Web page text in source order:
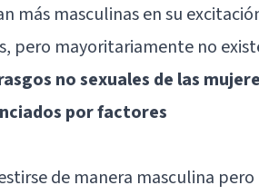
más masculinas en su
pero mayoritariamente no
no sexuales de las
por factores
de manera masculina pero